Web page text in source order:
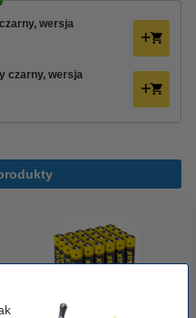
wersja
czarny, wersja